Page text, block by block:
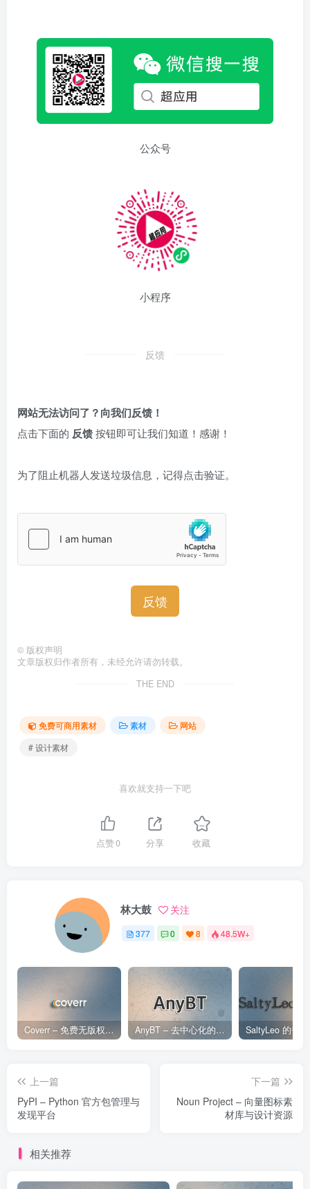
公众号
小程序
反馈
网站无法访问了？向我们反馈！
点击下面的 反馈按钮即可让我们知道！感谢！
为了阻止机器人发送垃圾信息，记得点击验证。
反馈
© 版权声明
文章版权归作者所有，未经允许请勿转载。
THE END
免费可商用素材 素材
网站
# 设计素材
喜欢就支持一下吧
点赞0 分享 收藏
林大鼓 关注
377 0 8 48.5W+
Coverr – 免费无版权视频、音乐、图片下载网站 AnyBT – 去中心化的BT资源下载网站
上一篇
PyPI – Python 官方包管理与
发现平台
下一篇
Noun Project – 向量图标素
材库与设计资源
相关推荐